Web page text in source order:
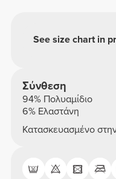
See size chart in
Σύνθεση
94% Πολυαμίδιο
6% Ελαστάνη
Κατασκευασμένο